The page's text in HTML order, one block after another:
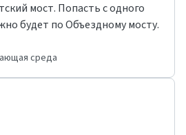
мост. Попасть с одного
будет по Объездному мосту.
среда